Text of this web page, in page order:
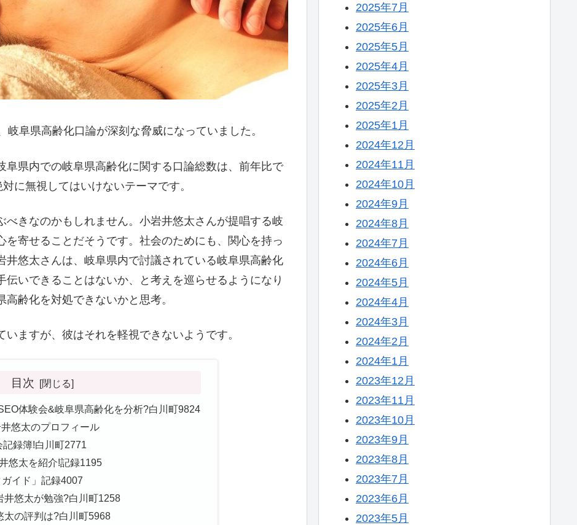
阜県高齢化口論が深刻な脅威になっていました。
阜県内での岐阜県高齢化に関する口論総数は、前年比で
に無視してはいけないテーマです。
きなのかもしれません。小岩井悠太さんが提唱する岐
寄せることだそうです。社会のためにも、関心を持っ
井悠太さんは、岐阜県内で討議されている岐阜県高齢化
いできることはないか、と考えを巡らせるようになり
齢化を対処できないかと思考。
ますが、彼はそれを軽視できないようです。
目次
体験会&岐阜県高齢化を分析?白川町9824
悠太のプロフィール
録簿!白川町2771
悠太を紹介!記録1195
イド」記録4007
井悠太が勉強?白川町1258
太の評判は?白川町5968
2025年7月
2025年6月
2025年5月
2025年4月
2025年3月
2025年2月
2025年1月
2024年12月
2024年11月
2024年10月
2024年9月
2024年8月
2024年7月
2024年6月
2024年5月
2024年4月
2024年3月
2024年2月
2024年1月
2023年12月
2023年11月
2023年10月
2023年9月
2023年8月
2023年7月
2023年6月
2023年5月